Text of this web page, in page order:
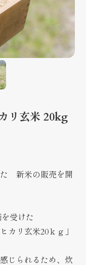
リ玄米 20kg
新米の販売を開
受けた
カリ玄米20ｋｇ」
じられるため、炊